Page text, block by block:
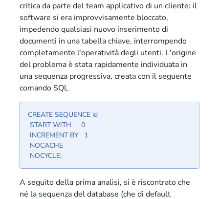
critica da parte del team applicativo di un cliente: il
software si era improvvisamente bloccato,
impedendo qualsiasi nuovo inserimento di
documenti in una tabella chiave, interrompendo
completamente l'operatività degli utenti. L'origine
del problema è stata rapidamente individuata in
una sequenza progressiva, creata con il seguente
comando SQL
CREATE SEQUENCE id
START WITH 0
INCREMENT BY 1
NOCACHE
NOCYCLE;
A seguito della prima analisi, si è riscontrato che
né la sequenza del database (che di default